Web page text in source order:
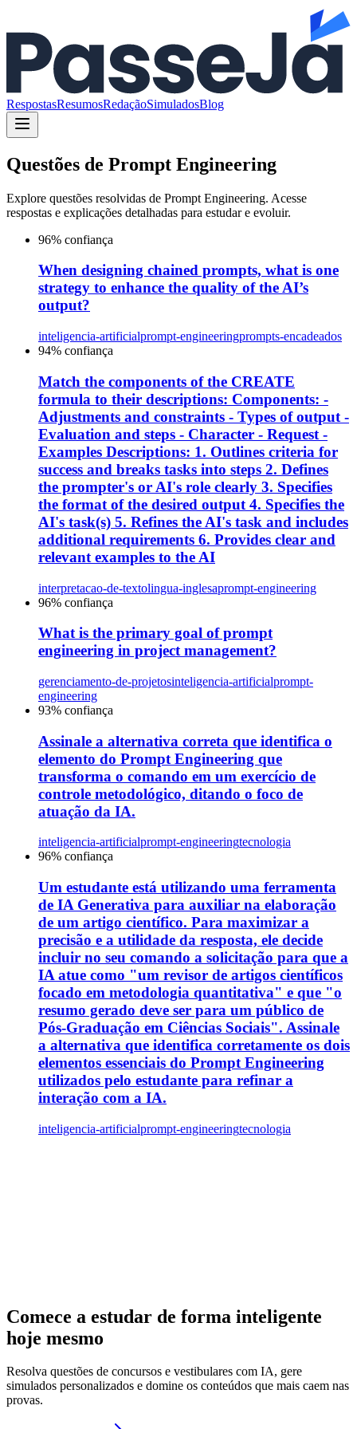
RespostasResumosRedaçãoSimuladosBlog
Questões de Prompt Engineering
Explore questões resolvidas de Prompt Engineering. Acesse
respostas e explicações detalhadas para estudar e evoluir.
96% confiança
When designing chained prompts, what is one
strategy to enhance the quality of the AI’s
output?
inteligencia-artificialprompt-engineeringprompts-encadeados
94% confiança
Match the components of the CREATE
formula to their descriptions: Components: -
Adjustments and constraints - Types of output -
Evaluation and steps - Character - Request -
Examples Descriptions: 1. Outlines criteria for
success and breaks tasks into steps 2. Defines
the prompter's or AI's role clearly 3. Specifies
the format of the desired output 4. Specifies the
AI's task(s) 5. Refines the AI's task and includes
additional requirements 6. Provides clear and
relevant examples to the AI
interpretacao-de-textolingua-inglesaprompt-engineering
96% confiança
What is the primary goal of prompt
engineering in project management?
gerenciamento-de-projetosinteligencia-artificialprompt-
engineering
93% confiança
Assinale a alternativa correta que identifica o
elemento do Prompt Engineering que
transforma o comando em um exercício de
controle metodológico, ditando o foco de
atuação da IA.
inteligencia-artificialprompt-engineeringtecnologia
96% confiança
Um estudante está utilizando uma ferramenta
de IA Generativa para auxiliar na elaboração
de um artigo científico. Para maximizar a
precisão e a utilidade da resposta, ele decide
incluir no seu comando a solicitação para que a
IA atue como "um revisor de artigos científicos
focado em metodologia quantitativa" e que "o
resumo gerado deve ser para um público de
Pós-Graduação em Ciências Sociais". Assinale
a alternativa que identifica corretamente os dois
elementos essenciais do Prompt Engineering
utilizados pelo estudante para refinar a
interação com a IA.
inteligencia-artificialprompt-engineeringtecnologia
Comece a estudar de forma inteligente
hoje mesmo
Resolva questões de concursos e vestibulares com IA, gere
simulados personalizados e domine os conteúdos que mais caem nas
provas.